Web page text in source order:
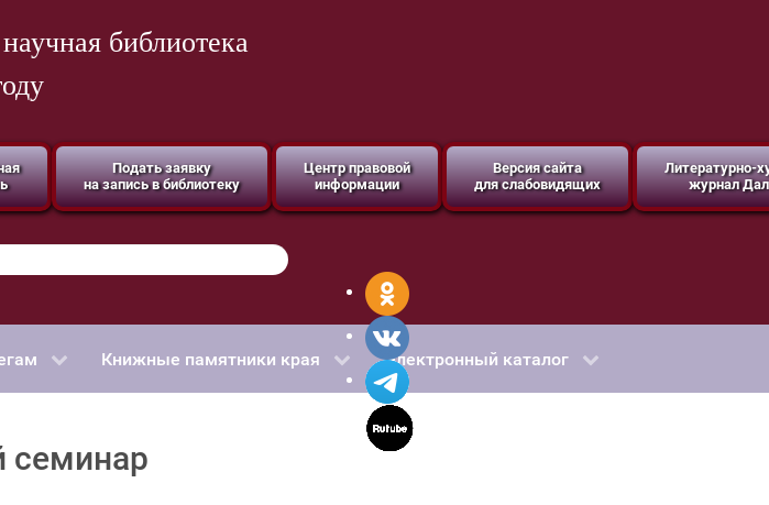
библиотека
Подать заявку
на запись в библиотеку
Центр правовой
информации
Версия сайта
для слабовидящих
Литературно-
журнал
Книжные памятники края Электронный каталог
семинар